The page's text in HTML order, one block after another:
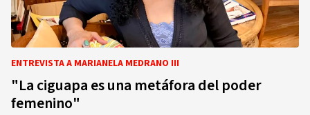
ENTREVISTA A MARIANELA MEDRANO III
"La ciguapa es una metáfora del poder
femenino"